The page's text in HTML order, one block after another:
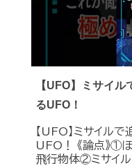
【UFO】ミサイ
るUFO！
【UFO】ミサイル
UFO！ 《論点》①
飛行物体②ミサイ